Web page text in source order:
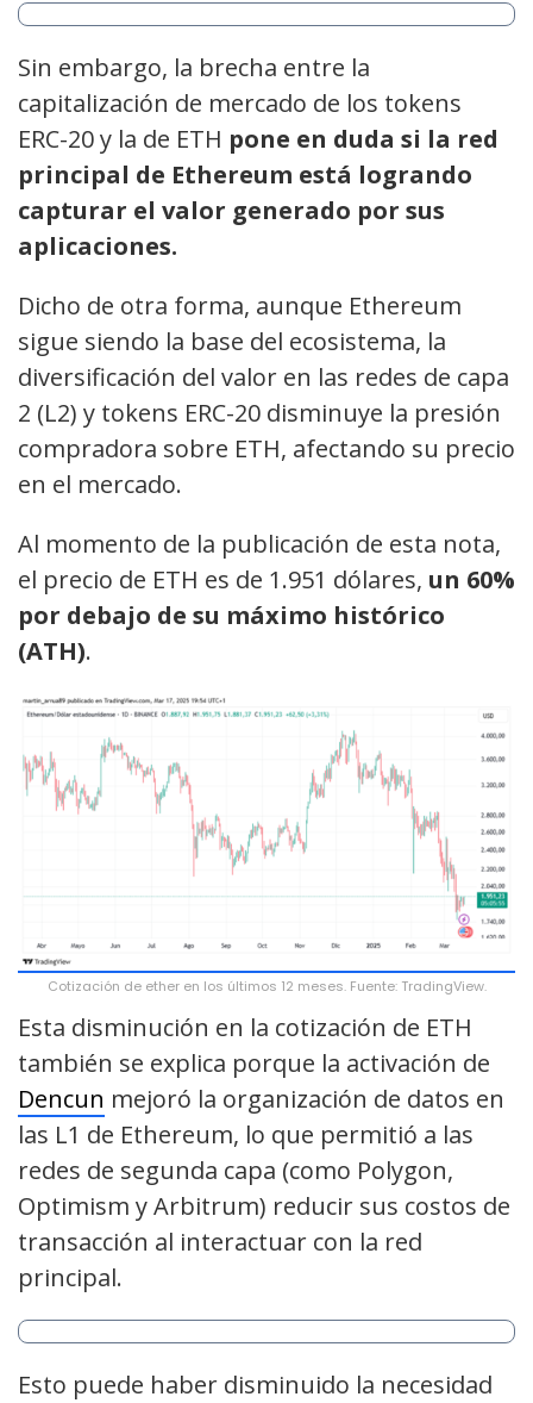
Sin embargo, la brecha entre la
capitalización de mercado de los tokens
ERC-20 y la de ETH pone en duda si la red
principal de Ethereum está logrando
capturar el valor generado por sus
aplicaciones.
Dicho de otra forma, aunque Ethereum
sigue siendo la base del ecosistema, la
diversificación del valor en las redes de capa
2 (L2) y tokens ERC-20 disminuye la presión
compradora sobre ETH, afectando su precio
en el mercado.
Al momento de la publicación de esta nota,
el precio de ETH es de 1.951 dólares, un 60%
por debajo de su máximo histórico
(ATH).
Cotización de ether en los últimos 12 meses. Fuente: TradingView.
Esta disminución en la cotización de ETH
también se explica porque la activación de
Dencun mejoró la organización de datos en
las L1 de Ethereum, lo que permitió a las
redes de segunda capa (como Polygon,
Optimism y Arbitrum) reducir sus costos de
transacción al interactuar con la red
principal.
Esto puede haber disminuido la necesidad